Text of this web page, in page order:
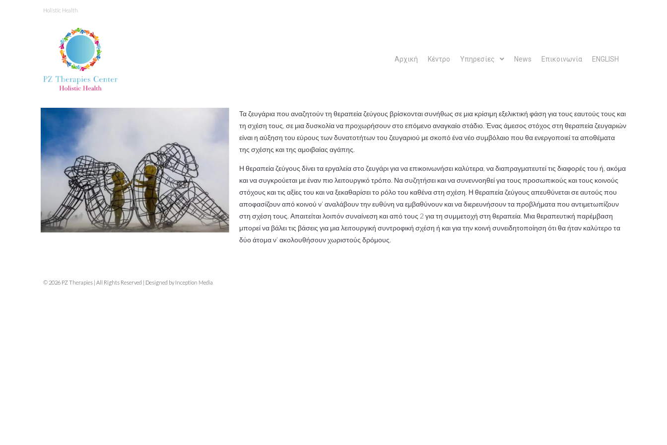
Holistic Health
Αρχική Κέντρο Υπηρεσίες News Επικοινωνία ENGLISH
Τα ζευγάρια που αναζητούν τη θεραπεία ζεύγους βρίσκονται συνήθως σε μια κρίσιμη εξελικτική φάση για τους εαυτούς τους και
τη σχέση τους, σε μια δυσκολία να προχωρήσουν στο επόμενο αναγκαίο στάδιο. Ένας άμεσος στόχος στη θεραπεία ζευγαριών
είναι η αύξηση του εύρους των δυνατοτήτων του ζευγαριού με σκοπό ένα νέο συμβόλαιο που θα ενεργοποιεί τα αποθέματα
της σχέσης και της αμοιβαίας αγάπης.
Η θεραπεία ζεύγους δίνει τα εργαλεία στο ζευγάρι για να επικοινωνήσει καλύτερα, να διαπραγματευτεί τις διαφορές του ή, ακόμα
και να συγκρούεται με έναν πιο λειτουργικό τρόπο. Να συζητήσει και να συνεννοηθεί για τους προσωπικούς και τους κοινούς
στόχους και τις αξίες του και να ξεκαθαρίσει το ρόλο του καθένα στη σχέση. Η θεραπεία ζεύγους απευθύνεται σε αυτούς που
αποφασίζουν από κοινού ν’ αναλάβουν την ευθύνη να εμβαθύνουν και να διερευνήσουν τα προβλήματα που αντιμετωπίζουν
στη σχέση τους. Απαιτείται λοιπόν συναίνεση και από τους 2 για τη συμμετοχή στη θεραπεία. Μια θεραπευτική παρέμβαση
μπορεί να βάλει τις βάσεις για μια λειτουργική συντροφική σχέση ή και για την κοινή συνειδητοποίηση ότι θα ήταν καλύτερο τα
δύο άτομα ν’ ακολουθήσουν χωριστούς δρόμους.
© 2026 PZ Therapies | All Rights Reserved | Designed by Inception Media